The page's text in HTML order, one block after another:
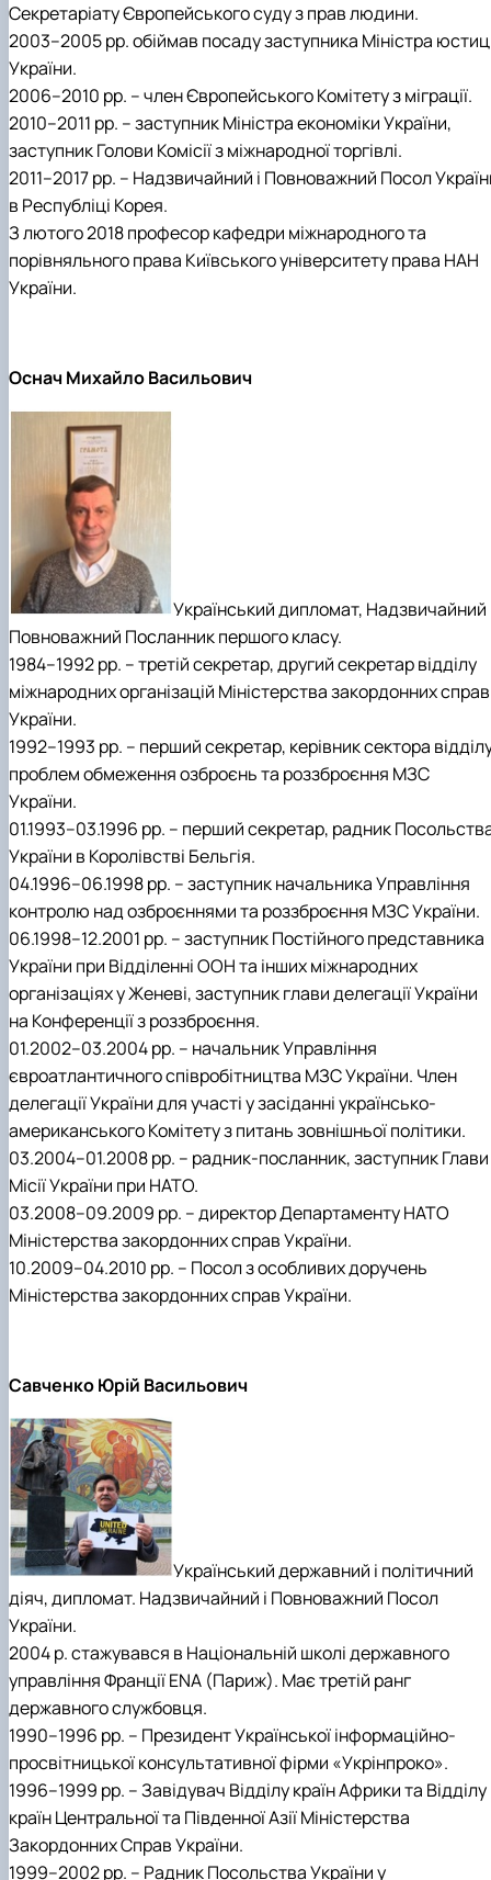
Секретаріату Європейського суду з прав людини.
2003–2005 рр. обіймав посаду заступника Міністра
України.
2006–2010 рр. – член Європейського Комітету з міграції.
2010–2011 рр. – заступник Міністра економіки України,
заступник Голови Комісії з міжнародної торгівлі.
2011–2017 рр. – Надзвичайний і Повноважний Посол
в Республіці Корея.
З лютого 2018 професор кафедри міжнародного та
порівняльного права Київського університету права НАН
України.
Оснач Михайло Васильович
Український дипломат, Надзвичайний
Повноважний Посланник першого класу.
1984–1992 рр. – третій секретар, другий секретар відділу
міжнародних організацій Міністерства закордонних справ
України.
1992–1993 рр. – перший секретар, керівник сектора
проблем обмеження озброєнь та роззброєння МЗС
України.
01.1993–03.1996 рр. – перший секретар, радник
України в Королівстві Бельгія.
04.1996–06.1998 рр. – заступник начальника Управління
контролю над озброєннями та роззброєння МЗС України.
06.1998–12.2001 рр. – заступник Постійного представника
України при Відділенні ООН та інших міжнародних
організаціях у Женеві, заступник глави делегації України
на Конференції з роззброєння.
01.2002–03.2004 рр. – начальник Управління
євроатлантичного співробітництва МЗС України. Член
делегації України для участі у засіданні українсько-
американського Комітету з питань зовнішньої політики.
03.2004–01.2008 рр. – радник-посланник, заступник Глави
Місії України при НАТО.
03.2008–09.2009 рр. – директор Департаменту НАТО
Міністерства закордонних справ України.
10.2009–04.2010 рр. – Посол з особливих доручень
Міністерства закордонних справ України.
Савченко Юрій Васильович
Український державний і політичний
діяч, дипломат. Надзвичайний і Повноважний Посол
України.
2004 р. стажувався в Національній школі державного
управління Франції ENA (Париж). Має третій ранг
державного службовця.
1990–1996 рр. – Президент Української інформаційно-
просвітницької консультативної фірми «Укрінпроко».
1996–1999 рр. – Завідувач Відділу країн Африки та Відділу
країн Центральної та Південної Азії Міністерства
Закордонних Справ України.
1999–2002 рр. – Радник Посольства України у